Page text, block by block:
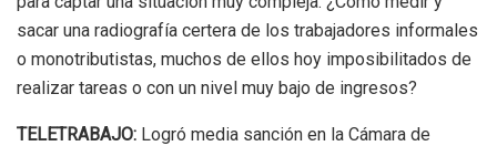
sacar una radiografía certera de los trabajadores informales
o monotributistas, muchos de ellos hoy imposibilitados de
realizar tareas o con un nivel muy bajo de ingresos?
TELETRABAJO: Logró media sanción en la Cámara de